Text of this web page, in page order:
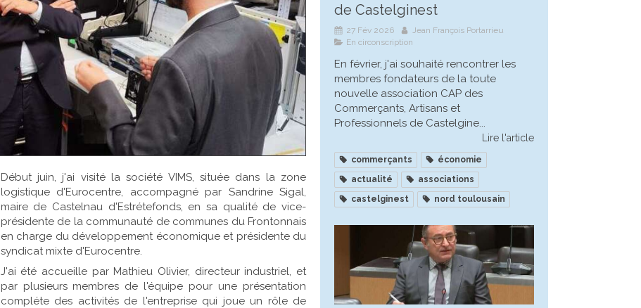
Début juin, j'ai visité la société VIMS, située dans la zone
logistique d'Eurocentre, accompagné par Sandrine Sigal,
maire de Castelnau d'Estrétefonds, en sa qualité de vice-
présidente de la communauté de communes du Frontonnais
en charge du développement économique et présidente du
syndicat mixte d'Eurocentre.
J'ai été accueille par Mathieu Olivier, directeur industriel, et
par plusieurs membres de l'équipe pour une présentation
compléte des activités de l'entreprise qui joue un rôle de
de Castelginest
27 Fév 2026
Jean François Portarrieu
En circonscription
En février, j'ai souhaité rencontrer les
membres fondateurs de la toute
nouvelle association CAP des
Commerçants, Artisans et
Professionnels de Castelgine...
Lire l'article
commerçants
économie
actualité
associations
castelginest
nord toulousain